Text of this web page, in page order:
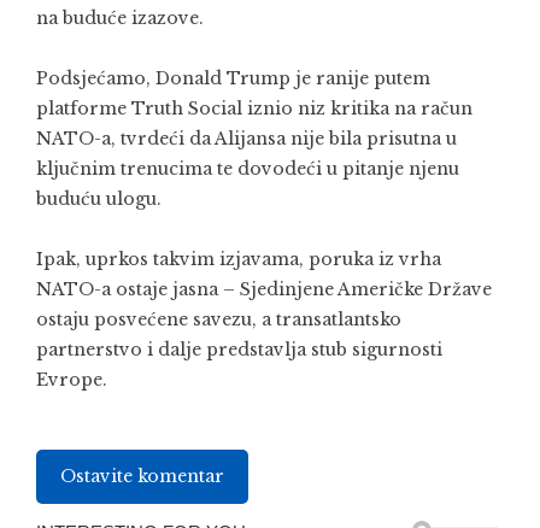
na buduće izazove.
Podsjećamo, Donald Trump je ranije putem
platforme Truth Social iznio niz kritika na račun
NATO-a, tvrdeći da Alijansa nije bila prisutna u
ključnim trenucima te dovodeći u pitanje njenu
buduću ulogu.
Ipak, uprkos takvim izjavama, poruka iz vrha
NATO-a ostaje jasna – Sjedinjene Američke Države
ostaju posvećene savezu, a transatlantsko
partnerstvo i dalje predstavlja stub sigurnosti
Evrope.
Ostavite komentar